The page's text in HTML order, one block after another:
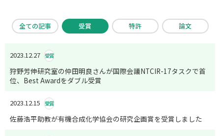
全ての記事 受賞 特許 論文
2023.12.27 受賞
狩野芳伸研究室の仲田明良さんが国際会議NTCIR-17タスクで首
位、Best Awardをダブル受賞
2023.12.15 受賞
佐藤浩平助教が有機合成化学協会の研究企画賞を受賞しました